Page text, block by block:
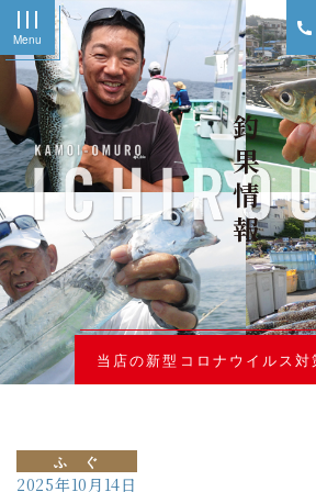
Menu
釣果情報
当店の新型コロナウイルス対
ふ ぐ
2025年10月14日